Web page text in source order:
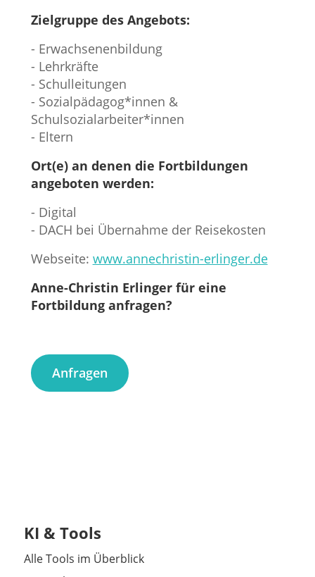
Zielgruppe des Angebots:
- Erwachsenenbildung
- Lehrkräfte
- Schulleitungen
- Sozialpädagog*innen &
Schulsozialarbeiter*innen
- Eltern
Ort(e) an denen die Fortbildungen
angeboten werden:
- Digital
- DACH bei Übernahme der Reisekosten
Webseite: www.annechristin-erlinger.de
Anne-Christin Erlinger für eine
Fortbildung anfragen?
Anfragen
KI & Tools
Alle Tools im Überblick